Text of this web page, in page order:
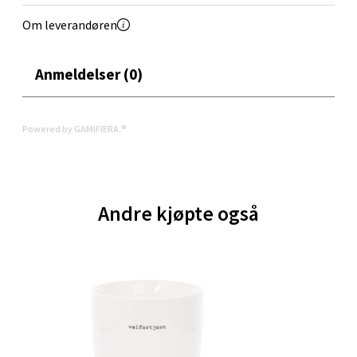
Om leverandøren
Anmeldelser (0)
Powered by GAMIFIERA.®
Andre kjøpte også